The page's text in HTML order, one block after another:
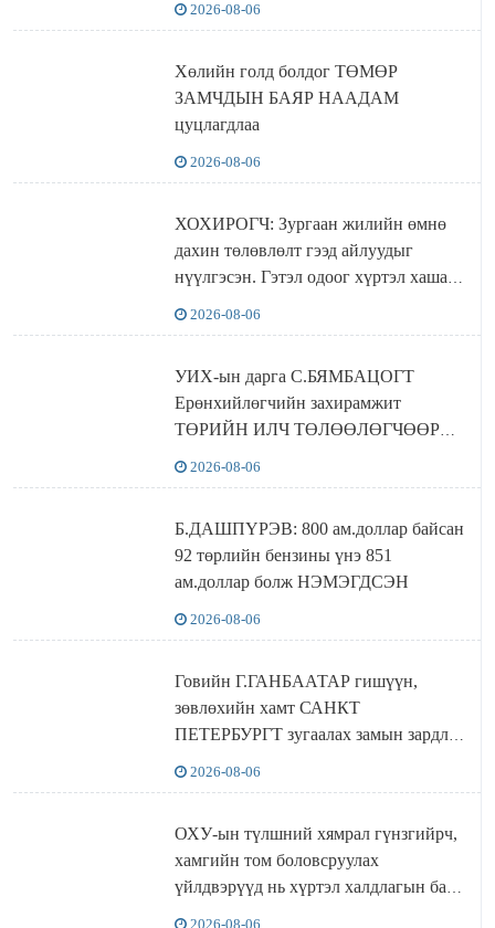
2026-08-06
Хөлийн голд болдог ТӨМӨР
ЗАМЧДЫН БАЯР НААДАМ
цуцлагдлаа
2026-08-06
ХОХИРОГЧ: Зургаан жилийн өмнө
дахин төлөвлөлт гээд айлуудыг
нүүлгэсэн. Гэтэл одоог хүртэл хашаа
2026-08-06
УИХ-ын дарга С.БЯМБАЦОГТ
Ерөнхийлөгчийн захирамжит
ТӨРИЙН ИЛЧ ТӨЛӨӨЛӨГЧӨӨР
2026-08-06
Б.ДАШПҮРЭВ: 800 ам.доллар байсан
92 төрлийн бензины үнэ 851
ам.доллар болж НЭМЭГДСЭН
2026-08-06
Говийн Г.ГАНБААТАР гишүүн,
зөвлөхийн хамт САНКТ
ПЕТЕРБУРГТ зугаалах замын зардлаа
2026-08-06
ОХУ-ын түлшний хямрал гүнзгийрч,
хамгийн том боловсруулах
үйлдвэрүүд нь хүртэл халдлагын бай
2026-08-06